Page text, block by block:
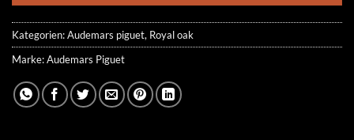
Kategorien:Audemars piguet, Royal oak
Marke:Audemars Piguet